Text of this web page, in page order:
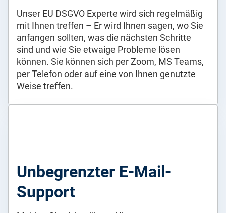
Unser EU DSGVO Experte wird sich regelmäßig
mit Ihnen treffen – Er wird Ihnen sagen, wo Sie
anfangen sollten, was die nächsten Schritte
sind und wie Sie etwaige Probleme lösen
können. Sie können sich per Zoom, MS Teams,
per Telefon oder auf eine von Ihnen genutzte
Weise treffen.
Unbegrenzter E-Mail-
Support